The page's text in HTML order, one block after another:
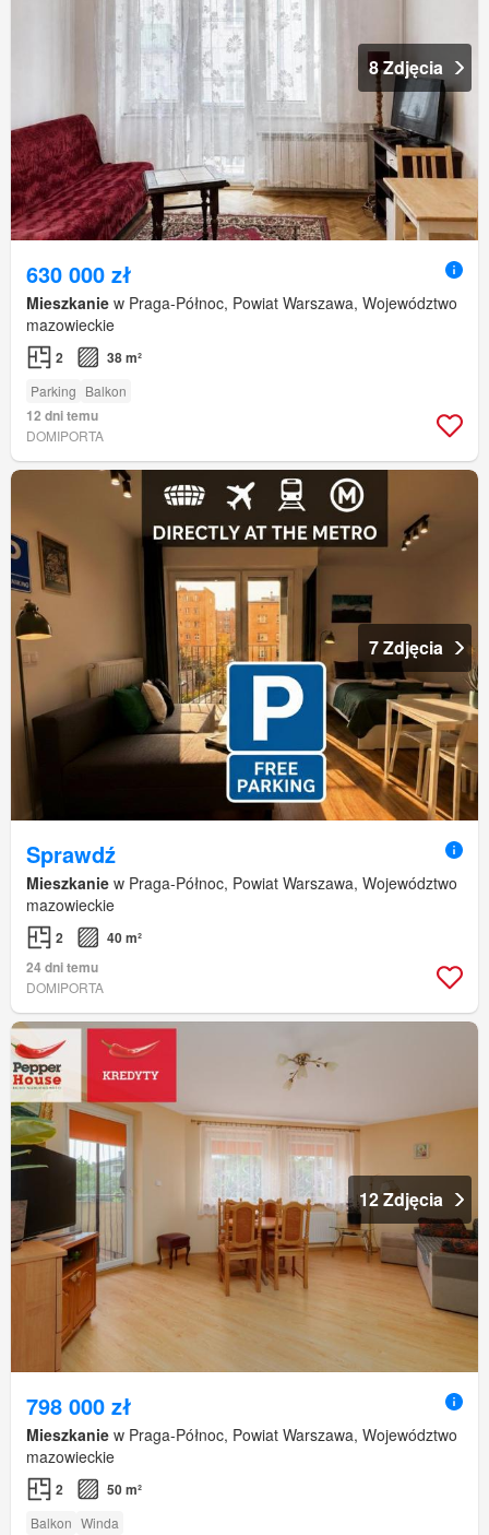
8 Zdjęcia
630 000 zł
Mieszkanie w Praga-Północ, Powiat Warszawa, Województwo
mazowieckie
2 38 m²
Parking Balkon
12 dni temu
DOMIPORTA
7 Zdjęcia
Sprawdź
Mieszkanie w Praga-Północ, Powiat Warszawa, Województwo
mazowieckie
2
40 m²
24 dni temu
DOMIPORTA
12 Zdjęcia
798 000 zł
Mieszkanie w Praga-Północ, Powiat Warszawa, Województwo
mazowieckie
2 50 m²
Balkon Winda